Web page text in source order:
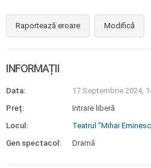
Raportează eroare Modifică
INFORMAȚII
Data: 17 Septembrie 2024,
Preț:
Intrare liberă
Locul:
Teatrul "Mihai
Gen spectacol:
Dramă